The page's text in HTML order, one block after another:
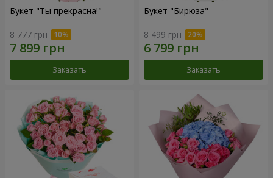
Букет "Ты прекрасна!"
8 777 грн
Заказать
Букет "Бирюза"
8 499 грн
Заказать